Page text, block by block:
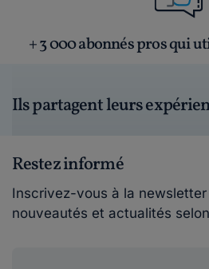
+ 3 000 abonnés pros qui
Ils partagent leurs
Restez informé
Inscrivez-vous à la
nouveautés et actualités